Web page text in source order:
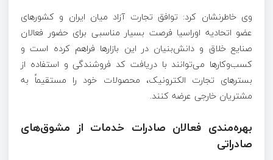
وی خاطرنشان کرد: توافق تجارت آزاد میان ایران و کشورهای
عضو اتحادیه اوراسیا فرصت بسیار مناسبی برای حضور فعالان
صنایع خلاق و دانش‌بنیان در این بازارها فراهم کرده است و
کسب‌وکارها می‌توانند با دریافت کد فروشندگی و استفاده از
بسترهای تجارت الکترونیک، محصولات خود را مستقیماً به
مشتریان خارجی عرضه کنند.
بهره‌مندی فعالان صادرات خدمات از مشوق‌های
صادراتی